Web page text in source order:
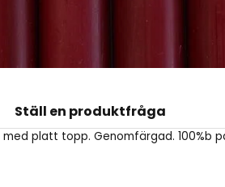
Ställ en produktfråga
med platt topp. Genomfärgad. 100%b